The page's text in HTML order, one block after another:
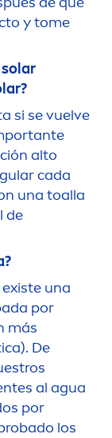
y tome
si se vuelve
alto
cada
una toalla
de
una
por
más
De
al agua
por
los